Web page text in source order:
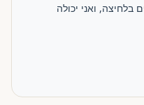
בלחיצה, ואני יכולה